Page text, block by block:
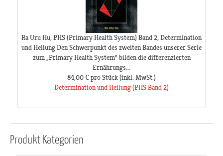
Ra Uru Hu, PHS (Primary Health System) Band 2, Determination
und Heilung Den Schwerpunkt des zweiten Bandes unserer Serie
zum „Primary Health System“ bilden die differenzierten
Ernährungs...
84,00 €pro Stück(inkl. MwSt.)
Determination und Heilung (PHS Band 2)
ProduktKategorien